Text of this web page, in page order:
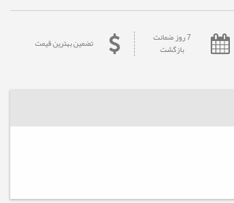
7 روز ضمانت
بازگشت تضمین بهترین قیمت